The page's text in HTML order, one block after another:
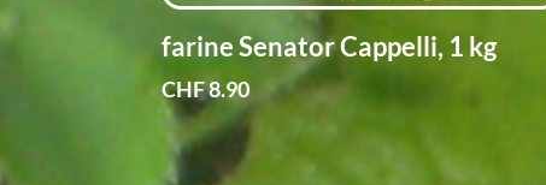
CHF 8.90.CHF 6.90.
farine Senator Cappelli, 1 kg
CHF8.90